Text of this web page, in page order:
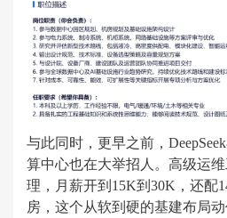
与此同时，更早之前，
算中心也在大举招人。高级运
理，月薪开到15K到30K，还配
房，这个从软到硬的基建布局